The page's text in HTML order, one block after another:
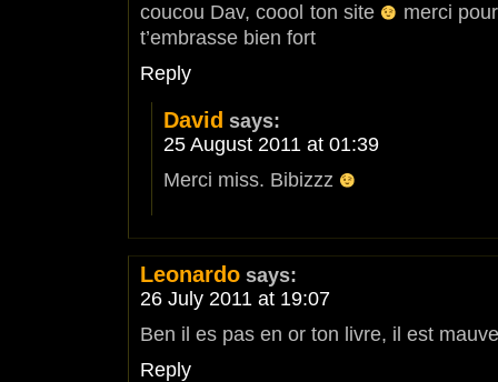
coucou Dav, coool ton site
merci
t’embrasse bien fort
Reply
David says:
25 August 2011 at 01:39
Merci miss. Bibizzz
Leonardo says:
26 July 2011 at 19:07
Ben il es pas en or ton livre, il est
Reply